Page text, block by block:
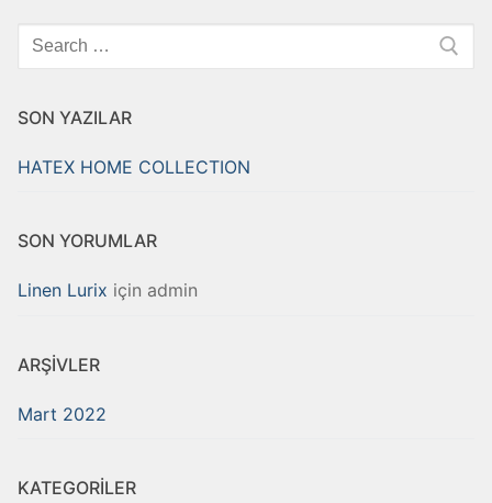
Arama:
SON YAZILAR
HATEX HOME COLLECTION
SON YORUMLAR
Linen Lurix için admin
ARŞIVLER
Mart 2022
KATEGORILER